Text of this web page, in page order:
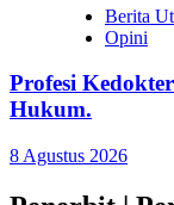
Berita
Opini
Profesi
Hukum.
8 Agustus 2026